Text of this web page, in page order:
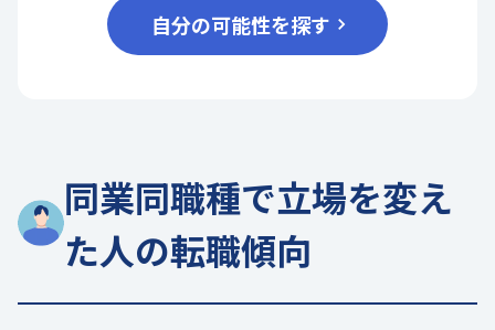
自分の可能性を探す
同業同職種で立場を変え
た人の転職傾向